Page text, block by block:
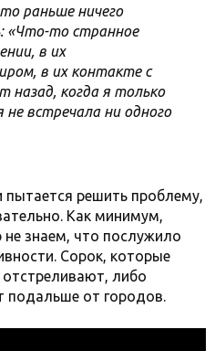
раньше ничего
«Что-то странное
в их
в их контакте с
когда я только
не встречала ни одного
пытается решить проблему,
Как минимум,
знаем, что послужило
Сорок, которые
либо
подальше от городов.